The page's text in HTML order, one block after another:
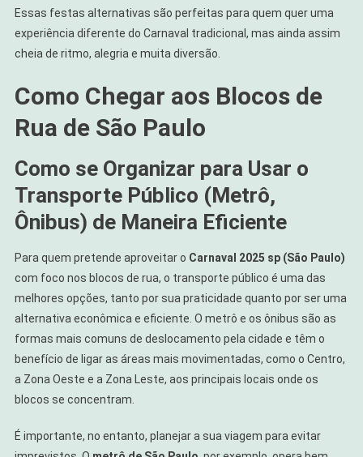
Essas festas alternativas são perfeitas para quem quer uma
experiência diferente do Carnaval tradicional, mas ainda assim
cheia de ritmo, alegria e muita diversão.
Como Chegar aos Blocos de
Rua de São Paulo
Como se Organizar para Usar o
Transporte Público (Metrô,
Ônibus) de Maneira Eficiente
Para quem pretende aproveitar o Carnaval 2025 sp (São Paulo)
com foco nos blocos de rua, o transporte público é uma das
melhores opções, tanto por sua praticidade quanto por ser uma
alternativa econômica e eficiente. O metrô e os ônibus são as
formas mais comuns de deslocamento pela cidade e têm o
benefício de ligar as áreas mais movimentadas, como o Centro,
a Zona Oeste e a Zona Leste, aos principais locais onde os
blocos se concentram.
É importante, no entanto, planejar a sua viagem para evitar